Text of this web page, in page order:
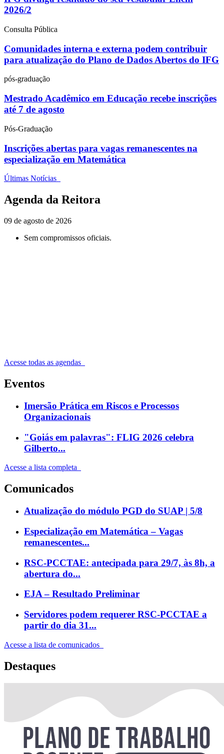
2026/2
Consulta Pública
Comunidades interna e externa podem contribuir
para atualização do Plano de Dados Abertos do IFG
pós-graduação
Mestrado Acadêmico em Educação recebe inscrições
até 7 de agosto
Pós-Graduação
Inscrições abertas para vagas remanescentes na
especialização em Matemática
Últimas Notícias
Agenda da Reitora
09 de agosto de 2026
Sem compromissos oficiais.
Acesse todas as agendas
Eventos
Imersão Prática em Riscos e Processos
Organizacionais
"Goiás em palavras": FLIG 2026 celebra
Gilberto...
Acesse a lista completa
Comunicados
Atualização do módulo PGD do SUAP | 5/8
Especialização em Matemática – Vagas
remanescentes...
RSC-PCCTAE: antecipada para 29/7, às 8h, a
abertura do...
EJA – Resultado Preliminar
Servidores podem requerer RSC-PCCTAE a
partir do dia 31...
Acesse a lista de comunicados
Destaques